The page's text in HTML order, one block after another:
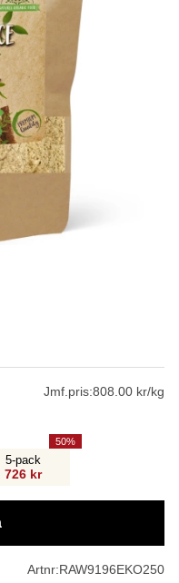
Jmf.pris:808.00 kr/kg
5-pack
726 kr
50
Artnr:RAW9196EKO250